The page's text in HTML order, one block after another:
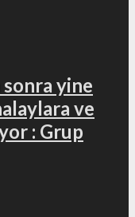
sonra yine
ve
: Grup